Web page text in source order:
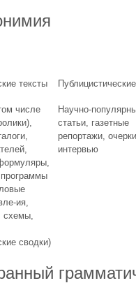
тексты
числе
программы
ия,
схемы,
сводки)
Научно-
статьи, газетные
репортажи,
интервью